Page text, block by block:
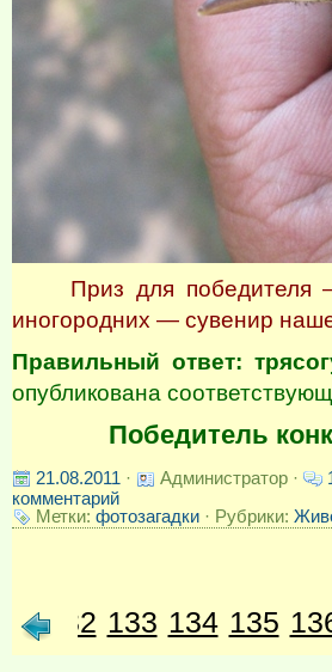
Приз для победителя —
иногородних — сувенир
Правильный ответ:
опубликована
Победитель
21.08.2011 · Администратор ·
комментарий
Метки: фотозагадки · Рубрики:
131 132 133 134 135